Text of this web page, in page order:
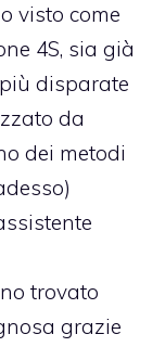
visto come
4S, sia già
disparate
da
dei metodi
trovato
grazie